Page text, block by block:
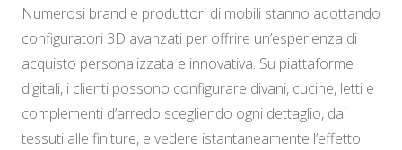
Numerosi brand e produttori di mobili stanno adottando
configuratori 3D avanzati per offrire un’esperienza di
acquisto personalizzata e innovativa. Su piattaforme
digitali, i clienti possono configurare divani, cucine, letti e
complementi d’arredo scegliendo ogni dettaglio, dai
tessuti alle finiture, e vedere istantaneamente l’effetto